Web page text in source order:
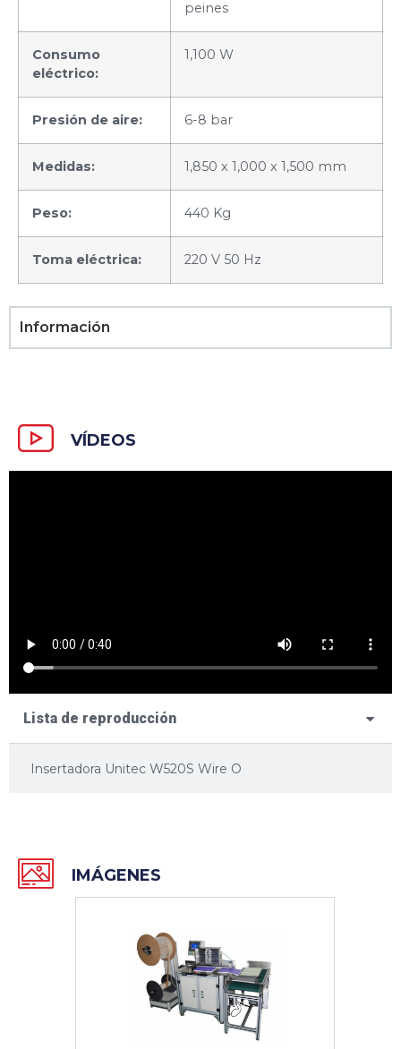
peines
Consumo
eléctrico:
1,100 W
Presión de aire: 6-8 bar
Medidas: 1,850 x 1,000 x 1,500 mm
Peso: 440 Kg
Toma eléctrica: 220 V 50 Hz
Información
VÍDEOS
Lista de reproducción
Insertadora Unitec W520S Wire O
IMÁGENES